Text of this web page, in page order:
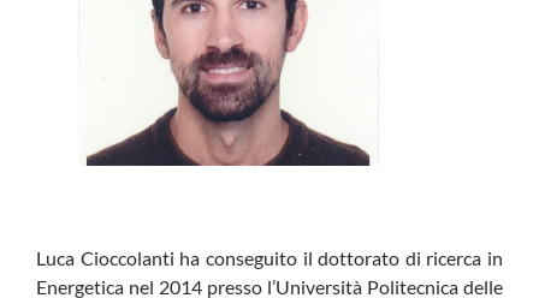
Luca Cioccolanti ha conseguito il dottorato di ricerca in
Energetica nel 2014 presso l’Università Politecnica delle